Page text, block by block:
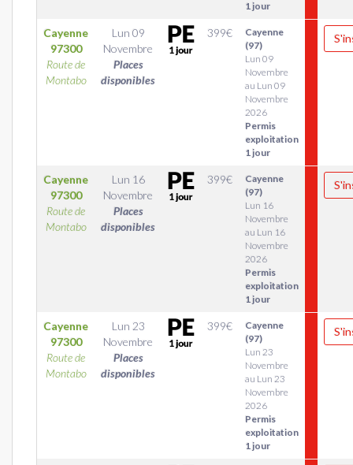
1 jour
Cayenne
97300
Route de
Montabo
Lun 09
Novembre
Places
disponibles
399€
Cayenne
(97)
Lun 09
Novembre
au Lun 09
Novembre
2026
Permis
exploitation
1 jour
Cayenne
97300
Route de
Montabo
Lun 16
Novembre
Places
disponibles
399€
Cayenne
(97)
Lun 16
Novembre
au Lun 16
Novembre
2026
Permis
exploitation
1 jour
Cayenne
97300
Route de
Montabo
Lun 23
Novembre
Places
disponibles
399€
Cayenne
(97)
Lun 23
Novembre
au Lun 23
Novembre
2026
Permis
exploitation
1 jour